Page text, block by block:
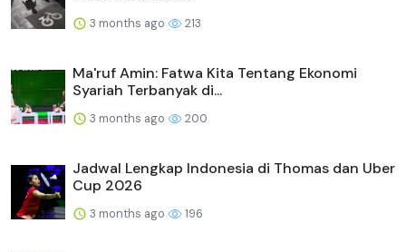
3 months ago 213
Ma'ruf Amin: Fatwa Kita Tentang Ekonomi
Syariah Terbanyak di...
3 months ago 200
Jadwal Lengkap Indonesia di Thomas dan Uber
Cup 2026
3 months ago 196